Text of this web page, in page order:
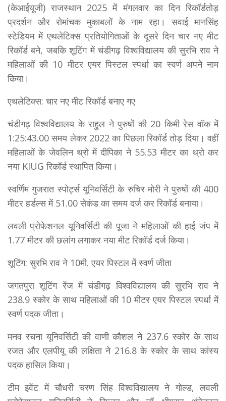
(केआईयूजी) राजस्थान 2025 में मंगलवार का दिन रिकॉर्डतोड़
प्रदर्शन और रोमांचक मुकाबलों के नाम रहा। सवाई मानसिंह
स्टेडियम में एथलेटिक्स प्रतियोगिताओं के दूसरे दिन चार नए मीट
रिकॉर्ड बने, जबकि शूटिंग में चंडीगढ़ विश्वविद्यालय की सुरभि राव ने
महिलाओं की 10 मीटर एयर पिस्टल स्पर्धा का स्वर्ण अपने नाम
किया।
एथलेटिक्स: चार नए मीट रिकॉर्ड बनाए गए
चंडीगढ़ विश्वविद्यालय के राहुल ने पुरुषों की 20 किमी रेस वॉक में
1:25:43.00 समय लेकर 2022 का पिछला रिकॉर्ड तोड़ दिया। वहीं
महिलाओं के जेवलिन थ्रो में दीपिका ने 55.53 मीटर का थ्रो कर
नया KIUG रिकॉर्ड स्थापित किया।
स्वर्णिम गुजरात स्पोर्ट्स यूनिवर्सिटी के रुचिर मोरी ने पुरुषों की 400
मीटर हर्डल्स में 51.00 सेकंड का समय दर्ज कर रिकॉर्ड बनाया।
लवली प्रोफेशनल यूनिवर्सिटी की पूजा ने महिलाओं की हाई जंप में
1.77 मीटर की छलांग लगाकर नया मीट रिकॉर्ड दर्ज किया।
शूटिंग: सुरभि राव ने 10मी. एयर पिस्टल में स्वर्ण जीता
जगतपुरा शूटिंग रेंज में चंडीगढ़ विश्वविद्यालय की सुरभि राव ने
238.9 स्कोर के साथ महिलाओं की 10 मीटर एयर पिस्टल स्पर्धा में
स्वर्ण पदक जीता।
मनव रचना यूनिवर्सिटी की वाणी कौशल ने 237.6 स्कोर के साथ
रजत और एलपीयू की लक्षिता ने 216.8 के स्कोर के साथ कांस्य
पदक हासिल किया।
टीम इवेंट में चौधरी चरण सिंह विश्वविद्यालय ने गोल्ड, लवली